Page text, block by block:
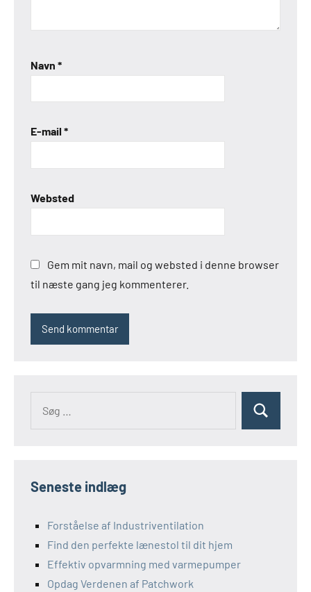
Navn *
E-mail *
Websted
Gem mit navn, mail og websted i denne browser
til næste gang jeg kommenterer.
efter:
Søg
Seneste indlæg
Forståelse af Industriventilation
Find den perfekte lænestol til dit hjem
Effektiv opvarmning med varmepumper
Opdag Verdenen af Patchwork